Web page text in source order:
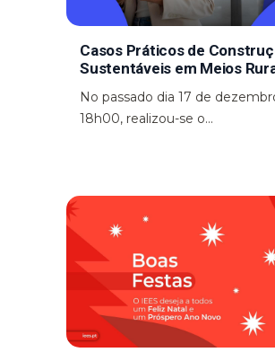
Casos Práticos de
Sustentáveis em Meios
No passado dia 17 de
18h00, realizou-se o...